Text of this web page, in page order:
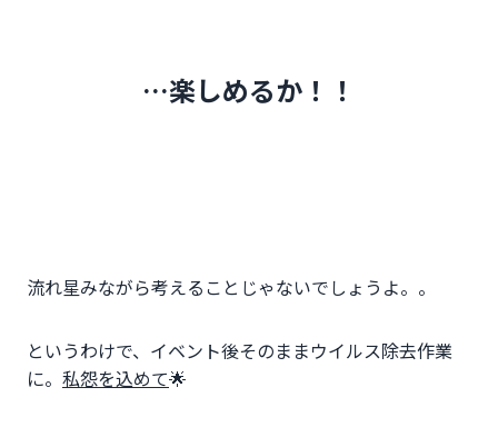
…楽しめるか！！
流れ星みながら考えることじゃないでしょうよ。。
というわけで、イベント後そのままウイルス除去作業
に。 私怨を込めて🌟